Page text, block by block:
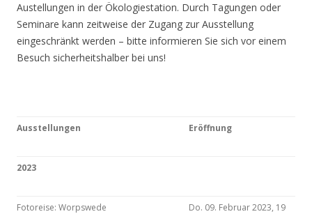
Austellungen in der Ökologiestation. Durch Tagungen oder
Seminare kann zeitweise der Zugang zur Ausstellung
eingeschränkt werden – bitte informieren Sie sich vor einem
Besuch sicherheitshalber bei uns!
Ausstellungen Eröffnung
2023
Fotoreise: Worpswede
Do. 09. Februar 2023, 19